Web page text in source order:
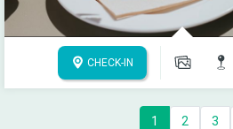
CHECK-IN
1 2 3